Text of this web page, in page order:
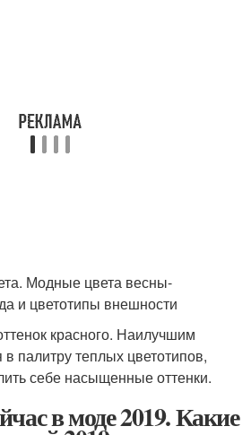
красного. Наилучшим
палитру теплых цветотипов,
себе насыщенные оттенки.
в моде 2019. Какие